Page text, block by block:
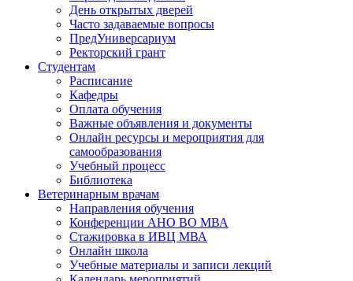
День открытых дверей
Часто задаваемые вопросы
ПредУниверсариум
Ректорский грант
Студентам
Расписание
Кафедры
Оплата обучения
Важные объявления и документы
Онлайн ресурсы и мероприятия для
самообразования
Учебный процесс
Библиотека
Ветеринарным врачам
Направления обучения
Конференции АНО ВО МВА
Стажировка в ИВЦ МВА
Онлайн школа
Учебные материалы и записи лекций